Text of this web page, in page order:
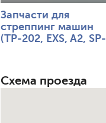
Запчасти для
стреппинг машин
(ТР-202, EXS, A2, SP-
Схема проезда